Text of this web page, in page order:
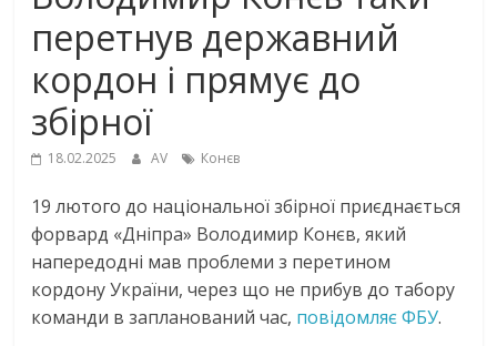
перетнув державний
кордон і прямує до
збірної
18.02.2025 AV Конєв
19 лютого до національної збірної приєднається
форвард «Дніпра» Володимир Конєв, який
напередодні мав проблеми з перетином
кордону України, через що не прибув до табору
команди в запланований час, повідомляє ФБУ.